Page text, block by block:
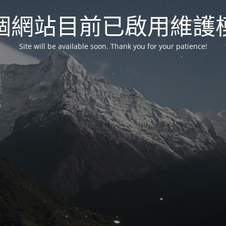
網站目前已啟用維護
Site will be available soon. Thank you for your patience!